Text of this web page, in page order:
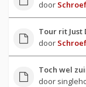
door
Tour rit Just
door
Toch wel
door